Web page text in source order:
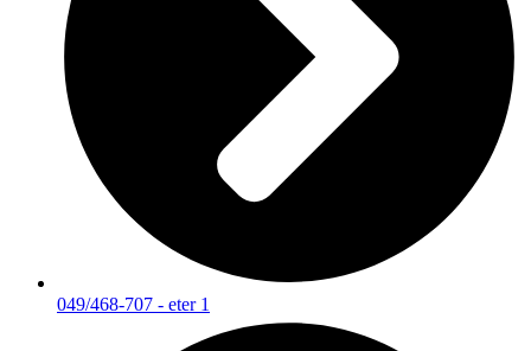
049/468-707 - eter 1